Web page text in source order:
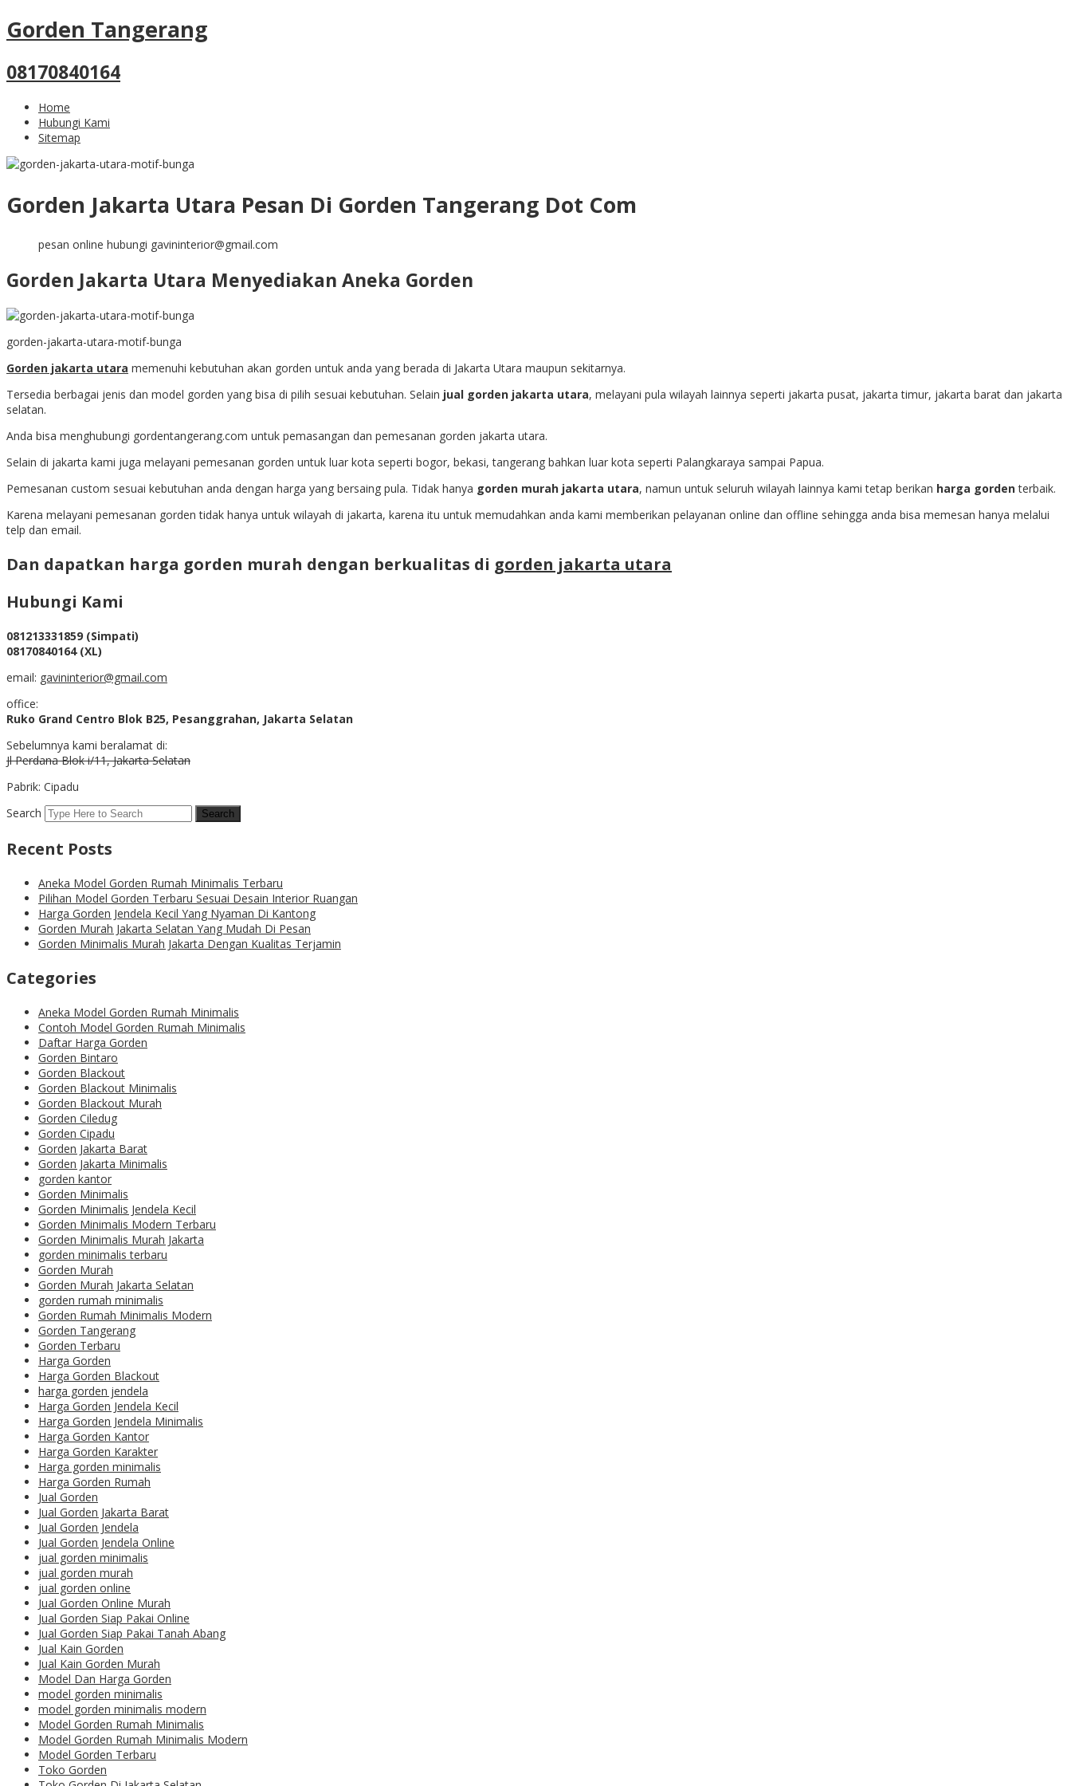
Gorden Tangerang
08170840164
Home
Hubungi Kami
Sitemap
Gorden Jakarta Utara Pesan Di Gorden Tangerang Dot Com
pesan online hubungi gavininterior@gmail.com
Gorden Jakarta Utara Menyediakan Aneka Gorden
gorden-jakarta-utara-motif-bunga
Gorden jakarta utara memenuhi kebutuhan akan gorden untuk anda yang berada di Jakarta Utara maupun sekitarnya.
Tersedia berbagai jenis dan model gorden yang bisa di pilih sesuai kebutuhan. Selain jual gorden jakarta utara, melayani pula wilayah lainnya seperti jakarta pusat, jakarta timur, jakarta barat dan jakarta
selatan.
Anda bisa menghubungi gordentangerang.com untuk pemasangan dan pemesanan gorden jakarta utara.
Selain di jakarta kami juga melayani pemesanan gorden untuk luar kota seperti bogor, bekasi, tangerang bahkan luar kota seperti Palangkaraya sampai Papua.
Pemesanan custom sesuai kebutuhan anda dengan harga yang bersaing pula. Tidak hanya gorden murah jakarta utara, namun untuk seluruh wilayah lainnya kami tetap berikan harga gordenterbaik.
Karena melayani pemesanan gorden tidak hanya untuk wilayah di jakarta, karena itu untuk memudahkan anda kami memberikan pelayanan online dan offline sehingga anda bisa memesan hanya melalui
telp dan email.
Dan dapatkan harga gorden murah dengan berkualitas di gorden jakarta utara
Hubungi Kami
081213331859 (Simpati)
08170840164 (XL)
email: gavininterior@gmail.com
office:
Ruko Grand Centro Blok B25, Pesanggrahan, Jakarta Selatan
Sebelumnya kami beralamat di:
Jl Perdana Blok i/11, Jakarta Selatan
Pabrik: Cipadu
Search
Recent Posts
Aneka Model Gorden Rumah Minimalis Terbaru
Pilihan Model Gorden Terbaru Sesuai Desain Interior Ruangan
Harga Gorden Jendela Kecil Yang Nyaman Di Kantong
Gorden Murah Jakarta Selatan Yang Mudah Di Pesan
Gorden Minimalis Murah Jakarta Dengan Kualitas Terjamin
Categories
Aneka Model Gorden Rumah Minimalis
Contoh Model Gorden Rumah Minimalis
Daftar Harga Gorden
Gorden Bintaro
Gorden Blackout
Gorden Blackout Minimalis
Gorden Blackout Murah
Gorden Ciledug
Gorden Cipadu
Gorden Jakarta Barat
Gorden Jakarta Minimalis
gorden kantor
Gorden Minimalis
Gorden Minimalis Jendela Kecil
Gorden Minimalis Modern Terbaru
Gorden Minimalis Murah Jakarta
gorden minimalis terbaru
Gorden Murah
Gorden Murah Jakarta Selatan
gorden rumah minimalis
Gorden Rumah Minimalis Modern
Gorden Tangerang
Gorden Terbaru
Harga Gorden
Harga Gorden Blackout
harga gorden jendela
Harga Gorden Jendela Kecil
Harga Gorden Jendela Minimalis
Harga Gorden Kantor
Harga Gorden Karakter
Harga gorden minimalis
Harga Gorden Rumah
Jual Gorden
Jual Gorden Jakarta Barat
Jual Gorden Jendela
Jual Gorden Jendela Online
jual gorden minimalis
jual gorden murah
jual gorden online
Jual Gorden Online Murah
Jual Gorden Siap Pakai Online
Jual Gorden Siap Pakai Tanah Abang
Jual Kain Gorden
Jual Kain Gorden Murah
Model Dan Harga Gorden
model gorden minimalis
model gorden minimalis modern
Model Gorden Rumah Minimalis
Model Gorden Rumah Minimalis Modern
Model Gorden Terbaru
Toko Gorden